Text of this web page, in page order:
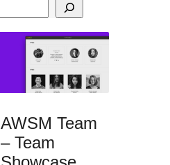
AWSM Team
– Team